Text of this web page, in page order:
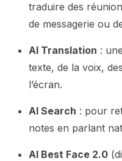
traduire des
de messagerie ou
AI Translation :
texte, de la voix,
l’écran.
AI Search : pour
notes en parlant
AI Best Face 2.0